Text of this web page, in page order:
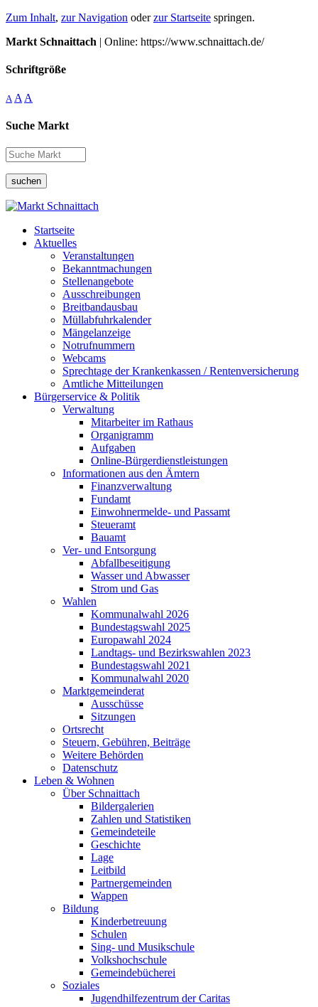
Zum Inhalt, zur Navigation oderzur Startseite springen.
Markt Schnaittach | Online: https://www.schnaittach.de/
Schriftgröße
A A A
Suche Markt
suchen
Startseite
Aktuelles
Veranstaltungen
Bekanntmachungen
Stellenangebote
Ausschreibungen
Breitbandausbau
Müllabfuhrkalender
Mängelanzeige
Notrufnummern
Webcams
Sprechtage der Krankenkassen / Rentenversicherung
Amtliche Mitteilungen
Bürgerservice & Politik
Verwaltung
Mitarbeiter im Rathaus
Organigramm
Aufgaben
Online-Bürgerdienstleistungen
Informationen aus den Ämtern
Finanzverwaltung
Fundamt
Einwohnermelde- und Passamt
Steueramt
Bauamt
Ver- und Entsorgung
Abfallbeseitigung
Wasser und Abwasser
Strom und Gas
Wahlen
Kommunalwahl 2026
Bundestagswahl 2025
Europawahl 2024
Landtags- und Bezirkswahlen 2023
Bundestagswahl 2021
Kommunalwahl 2020
Marktgemeinderat
Ausschüsse
Sitzungen
Ortsrecht
Steuern, Gebühren, Beiträge
Weitere Behörden
Datenschutz
Leben & Wohnen
Über Schnaittach
Bildergalerien
Zahlen und Statistiken
Gemeindeteile
Geschichte
Lage
Leitbild
Partnergemeinden
Wappen
Bildung
Kinderbetreuung
Schulen
Sing- und Musikschule
Volkshochschule
Gemeindebücherei
Soziales
Jugendhilfezentrum der Caritas